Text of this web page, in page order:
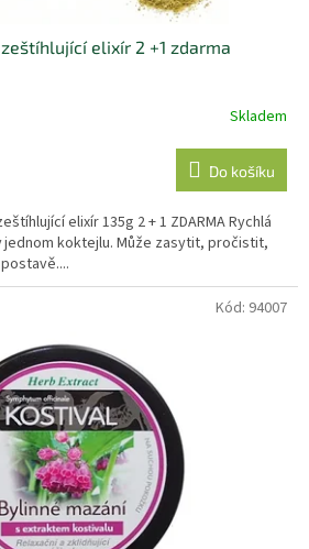
zeštíhlující elixír 2 +1 zdarma
Skladem
Do košíku
elixír 135g 2 + 1 ZDARMA Rychlá
jednom koktejlu. Může zasytit, pročistit,
Kód: 94007